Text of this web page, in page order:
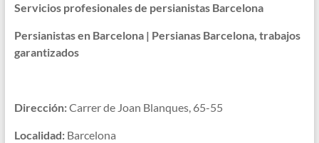
Servicios profesionales de persianistas Barcelona
Persianistas en Barcelona | Persianas Barcelona, trabajos
garantizados
Dirección:Carrer de Joan Blanques, 65-55
Localidad:Barcelona